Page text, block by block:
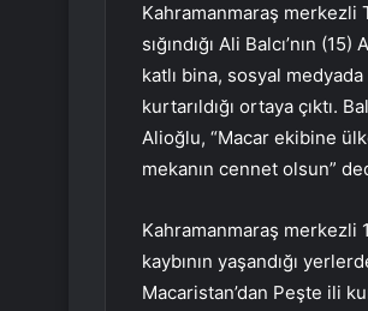
Kahramanmaraş merkezli
sığındığı Ali Balcı’nın
katlı bina, sosyal medyada
kurtarıldığı ortaya çıktı.
Alioğlu, “Macar ekibine
mekanın cennet olsun”
Kahramanmaraş merkezli
kaybının yaşandığı
Macaristan’dan Peşte ili